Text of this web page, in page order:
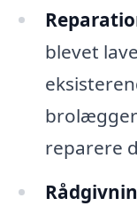
blevet
reparere